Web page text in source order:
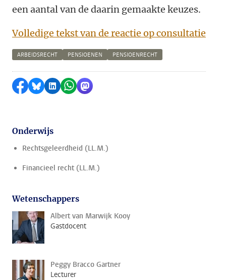
een aantal van de daarin gemaakte keuzes.
Volledige tekst van de reactie op consultatie
ARBEIDSRECHT PENSIOENEN PENSIOENRECHT
Delen op Facebook
Delen via Bluesky
Delen op LinkedIn
Delen via WhatsApp
Delen via Mastodon
Onderwijs
Rechtsgeleerdheid (LL.M.)
Financieel recht (LL.M.)
Wetenschappers
Albert van Marwijk Kooy
Gastdocent
Peggy Bracco Gartner
Lecturer